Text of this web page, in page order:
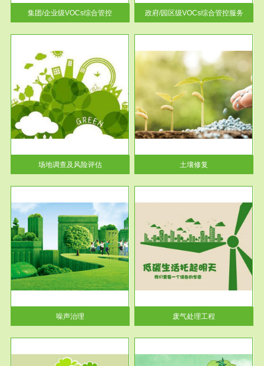
集团/企业级VOCs综合管控
年，全...
政府/园区级VOCs综合管控服务
场地调查及风险评估
服务范围
土壤修复
土壤修复
噪声治理
服务范围
废气处理工程
废气处理工程